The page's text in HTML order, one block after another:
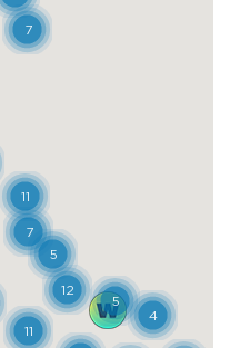
È stato
Loffredo,
nel 2004,
del quartiere e
associazioni, ha
la zona in un
e sociale
terreno
il rione Sanità
tra i suoi
contemporaneo di